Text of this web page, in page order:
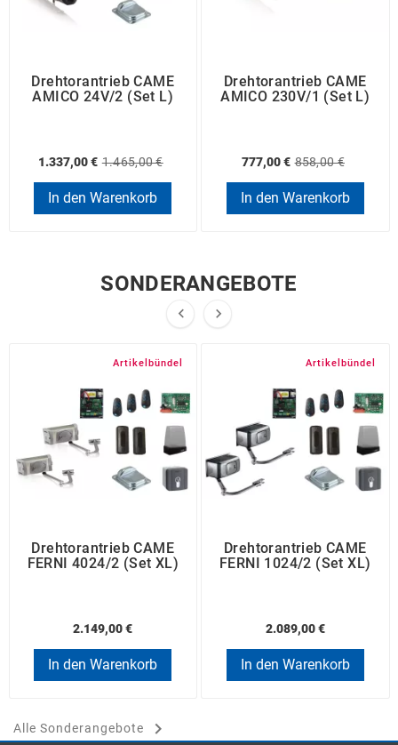
Drehtorantrieb CAME
AMICO 24V/2 (Set L)
1.337,00 € 1.465,00 €
In den Warenkorb
Drehtorantrieb CAME
AMICO 230V/1 (Set L)
777,00 € 858,00 €
In den Warenkorb
SONDERANGEBOTE
 
Artikelbündel
Drehtorantrieb CAME
FERNI 4024/2 (Set XL)
2.149,00 €
In den Warenkorb
Artikelbündel
Drehtorantrieb CAME
FERNI 1024/2 (Set XL)
2.089,00 €
In den Warenkorb
Alle Sonderangebote 